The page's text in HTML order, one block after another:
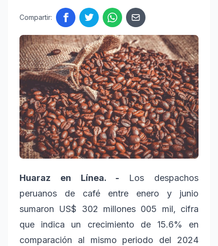
Compartir:
Huaraz en Línea. - Los despachos
peruanos de café entre enero y junio
sumaron US$ 302 millones 005 mil, cifra
que indica un crecimiento de 15.6% en
comparación al mismo periodo del 2024